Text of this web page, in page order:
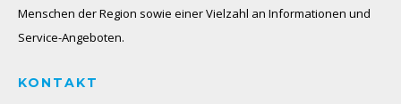
Menschen der Region sowie einer Vielzahl an Informationen und
Service-Angeboten.
KONTAKT